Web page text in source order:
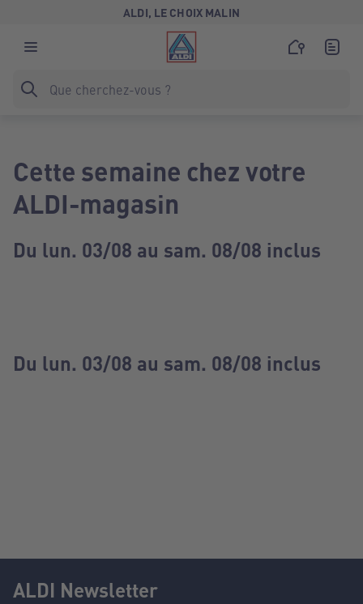
ALDI, LE CHOIX MALIN
Cette semaine chez votre
ALDI-magasin
Du lun. 03/08 au sam. 08/08 inclus
Du lun. 03/08 au sam. 08/08 inclus
ALDI Newsletter